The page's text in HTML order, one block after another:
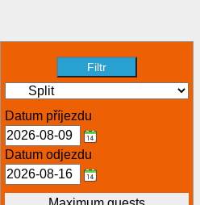
Datum příjezdu
Datum odjezdu